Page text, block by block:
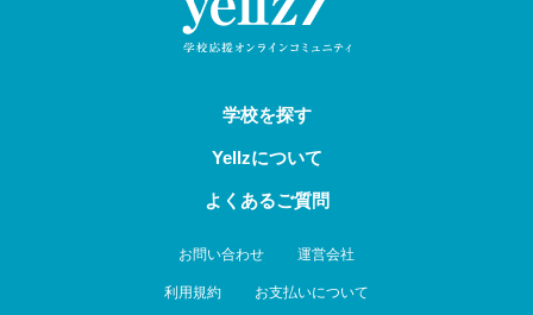
学校を探す
Yellzについて
よくあるご質問
お問い合わせ 運営会社
利用規約 お支払いについて